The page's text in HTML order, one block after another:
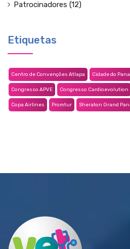
Patrocinadores (12)
Etiquetas
Centro de Convenções Atlapa Cidade do
Congresso APVE Congresso Cardioevolution
Copa Airlines Promtur Sheraton Grand